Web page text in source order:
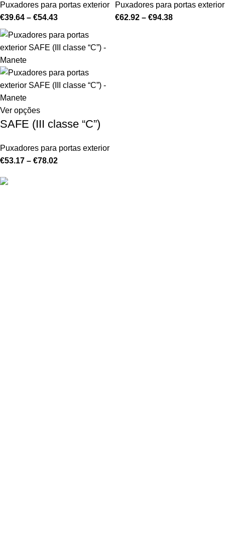
Puxadores para portas exterior
€39.64 – €54.43
Puxadores para portas exterior
€62.92 – €94.38
Ver opções
SAFE (III classe “C”)
Puxadores para portas exterior
€53.17 – €78.02